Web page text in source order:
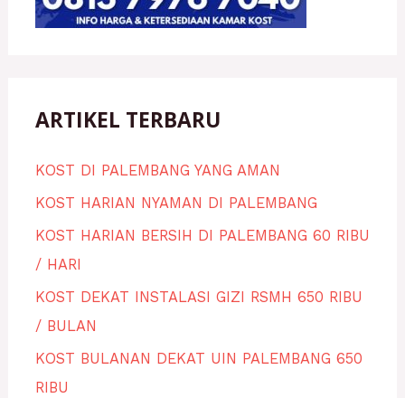
ARTIKEL TERBARU
KOST DI PALEMBANG YANG AMAN
KOST HARIAN NYAMAN DI PALEMBANG
KOST HARIAN BERSIH DI PALEMBANG 60 RIBU
/ HARI
KOST DEKAT INSTALASI GIZI RSMH 650 RIBU
/ BULAN
KOST BULANAN DEKAT UIN PALEMBANG 650
RIBU